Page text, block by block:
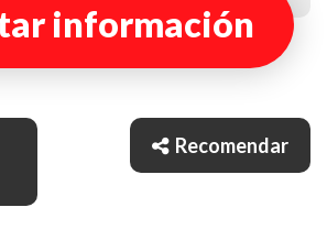
información
Recomendar